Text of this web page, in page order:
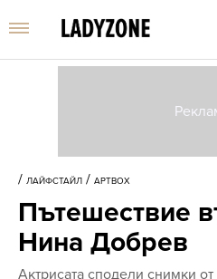
/ ЛАЙФСТАЙЛ / АРТBOX
Пътешествие
Нина Добрев
Актрисата сподели снимки